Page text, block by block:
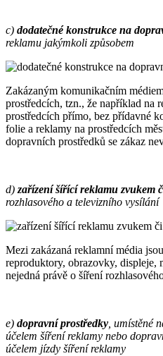
c) dodatečné konstrukce na
reklamu jakýmkoli způsobem
Zakázaným komunikačním
prostředcích, tzn., že například na
prostředcích přímo, bez přídavné
folie a reklamy na prostředcích
dopravních prostředků se zákaz
d) zařízení šířící reklamu zvukem
rozhlasového a televizního vysílání
Mezi zakázaná reklamní média
reproduktory, obrazovky, displeje,
nejedná právě o šíření
e) dopravní prostředky , umístěné
účelem šíření reklamy nebo
účelem jízdy šíření reklamy